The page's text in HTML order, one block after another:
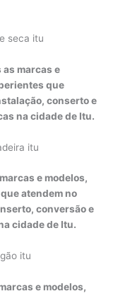
marcas e
que
conserto e
na cidade de Itu.
e modelos,
atendem no
conversão e
cidade de Itu.
e modelos,